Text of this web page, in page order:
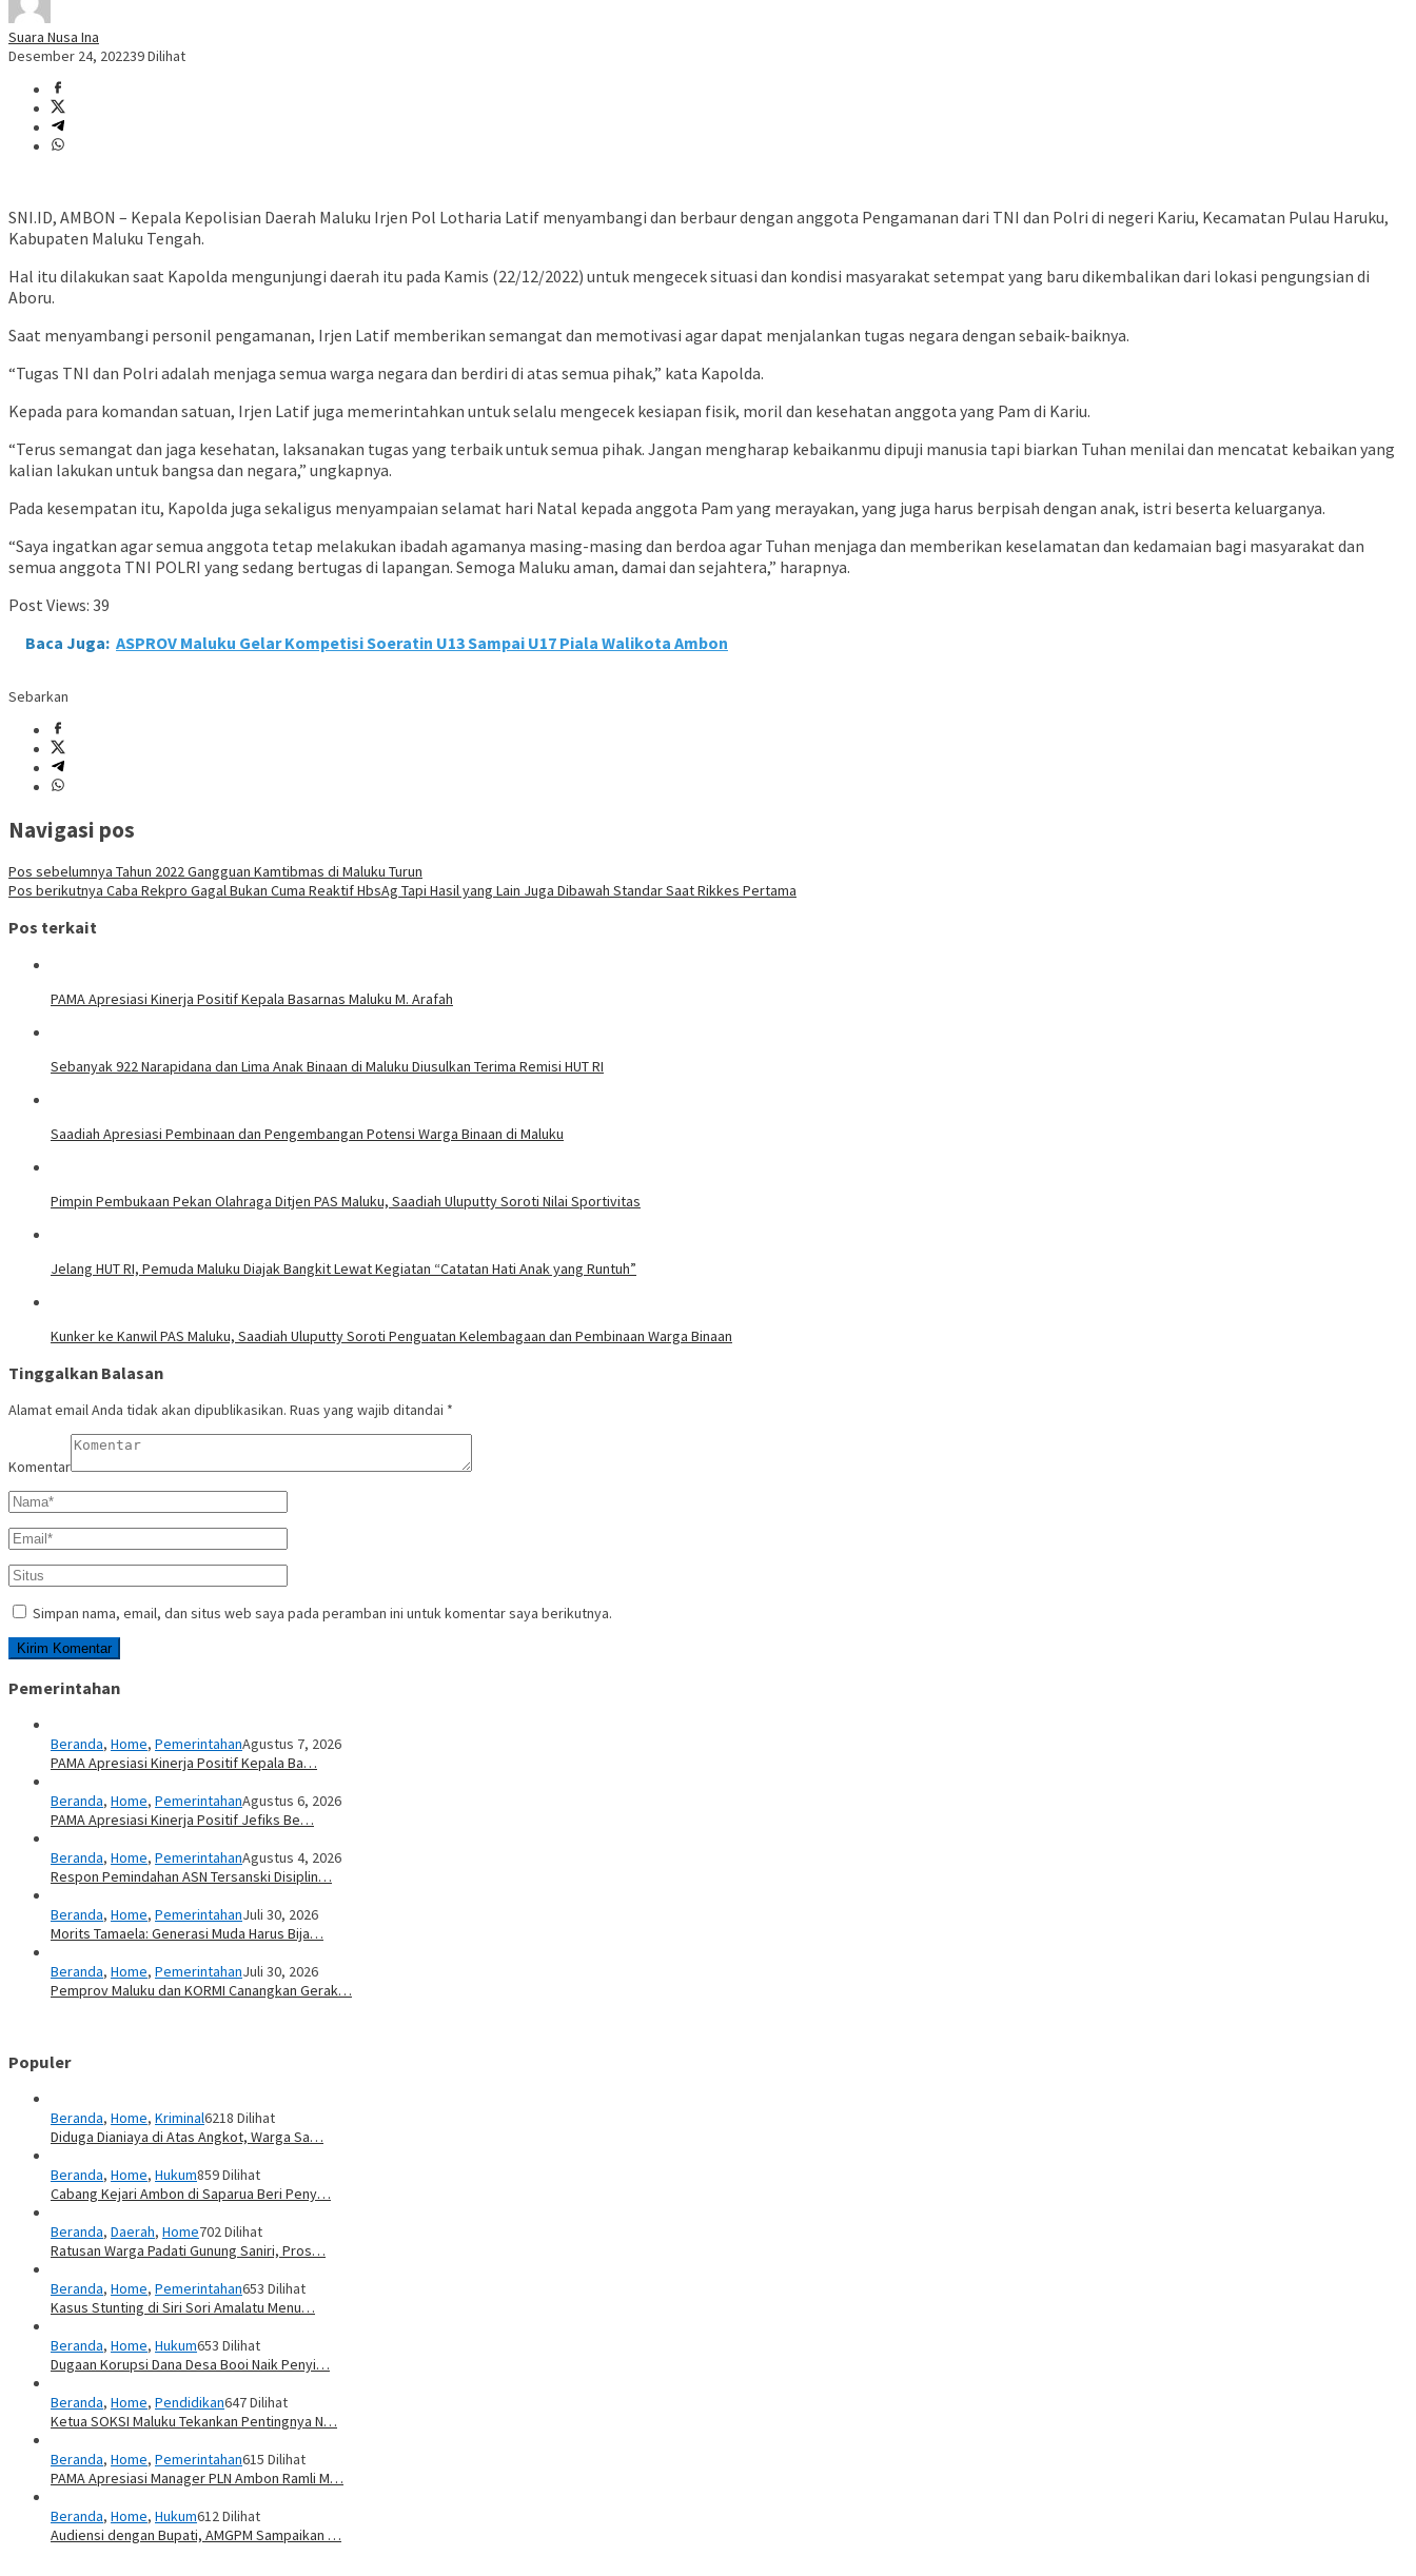
Suara Nusa Ina
Desember 24, 202239 Dilihat
SNI.ID, AMBON – Kepala Kepolisian Daerah Maluku Irjen Pol Lotharia Latif menyambangi dan berbaur dengan anggota Pengamanan dari TNI dan Polri di negeri Kariu, Kecamatan Pulau Haruku,
Kabupaten Maluku Tengah.
Hal itu dilakukan saat Kapolda mengunjungi daerah itu pada Kamis (22/12/2022) untuk mengecek situasi dan kondisi masyarakat setempat yang baru dikembalikan dari lokasi pengungsian di
Aboru.
Saat menyambangi personil pengamanan, Irjen Latif memberikan semangat dan memotivasi agar dapat menjalankan tugas negara dengan sebaik-baiknya.
“Tugas TNI dan Polri adalah menjaga semua warga negara dan berdiri di atas semua pihak,” kata Kapolda.
Kepada para komandan satuan, Irjen Latif juga memerintahkan untuk selalu mengecek kesiapan fisik, moril dan kesehatan anggota yang Pam di Kariu.
“Terus semangat dan jaga kesehatan, laksanakan tugas yang terbaik untuk semua pihak. Jangan mengharap kebaikanmu dipuji manusia tapi biarkan Tuhan menilai dan mencatat kebaikan yang
kalian lakukan untuk bangsa dan negara,” ungkapnya.
Pada kesempatan itu, Kapolda juga sekaligus menyampaian selamat hari Natal kepada anggota Pam yang merayakan, yang juga harus berpisah dengan anak, istri beserta keluarganya.
“Saya ingatkan agar semua anggota tetap melakukan ibadah agamanya masing-masing dan berdoa agar Tuhan menjaga dan memberikan keselamatan dan kedamaian bagi masyarakat dan
semua anggota TNI POLRI yang sedang bertugas di lapangan. Semoga Maluku aman, damai dan sejahtera,” harapnya.
Post Views: 39
Baca Juga: ASPROV Maluku Gelar Kompetisi Soeratin U13 Sampai U17 Piala Walikota Ambon
Sebarkan
Navigasi pos
Pos sebelumnya Tahun 2022 Gangguan Kamtibmas di Maluku Turun
Pos berikutnya Caba Rekpro Gagal Bukan Cuma Reaktif HbsAg Tapi Hasil yang Lain Juga Dibawah Standar Saat Rikkes Pertama
Pos terkait
PAMA Apresiasi Kinerja Positif Kepala Basarnas Maluku M. Arafah
Sebanyak 922 Narapidana dan Lima Anak Binaan di Maluku Diusulkan Terima Remisi HUT RI
Saadiah Apresiasi Pembinaan dan Pengembangan Potensi Warga Binaan di Maluku
Pimpin Pembukaan Pekan Olahraga Ditjen PAS Maluku, Saadiah Uluputty Soroti Nilai Sportivitas
Jelang HUT RI, Pemuda Maluku Diajak Bangkit Lewat Kegiatan “Catatan Hati Anak yang Runtuh”
Kunker ke Kanwil PAS Maluku, Saadiah Uluputty Soroti Penguatan Kelembagaan dan Pembinaan Warga Binaan
Tinggalkan Balasan
Alamat email Anda tidak akan dipublikasikan. Ruas yang wajib ditandai *
Komentar
Simpan nama, email, dan situs web saya pada peramban ini untuk komentar saya berikutnya.
Pemerintahan
Beranda, Home, PemerintahanAgustus 7, 2026
PAMA Apresiasi Kinerja Positif Kepala Ba…
Beranda, Home, PemerintahanAgustus 6, 2026
PAMA Apresiasi Kinerja Positif Jefiks Be…
Beranda, Home, PemerintahanAgustus 4, 2026
Respon Pemindahan ASN Tersanski Disiplin…
Beranda, Home, PemerintahanJuli 30, 2026
Morits Tamaela: Generasi Muda Harus Bija…
Beranda, Home, PemerintahanJuli 30, 2026
Pemprov Maluku dan KORMI Canangkan Gerak…
Populer
Beranda, Home, Kriminal6218 Dilihat
Diduga Dianiaya di Atas Angkot, Warga Sa…
Beranda, Home, Hukum859 Dilihat
Cabang Kejari Ambon di Saparua Beri Peny…
Beranda, Daerah, Home702 Dilihat
Ratusan Warga Padati Gunung Saniri, Pros…
Beranda, Home, Pemerintahan653 Dilihat
Kasus Stunting di Siri Sori Amalatu Menu…
Beranda, Home, Hukum653 Dilihat
Dugaan Korupsi Dana Desa Booi Naik Penyi…
Beranda, Home, Pendidikan647 Dilihat
Ketua SOKSI Maluku Tekankan Pentingnya N…
Beranda, Home, Pemerintahan615 Dilihat
PAMA Apresiasi Manager PLN Ambon Ramli M…
Beranda, Home, Hukum612 Dilihat
Audiensi dengan Bupati, AMGPM Sampaikan …